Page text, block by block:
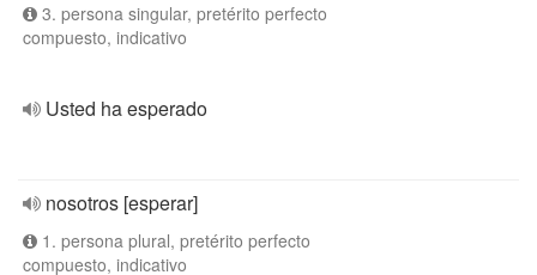
3. persona singular, pretérito perfecto
compuesto, indicativo
Usted ha esperado
nosotros [esperar]
1. persona plural, pretérito perfecto
compuesto, indicativo